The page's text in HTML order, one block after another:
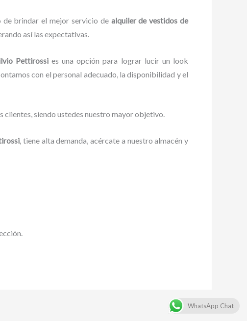
de brindar el mejor servicio de alquiler de vestidos de
así las expectativas.
Pettirossi es una opción para lograr lucir un look
con el personal adecuado, la disponibilidad y el
siendo ustedes nuestro mayor objetivo.
, tiene alta demanda, acércate a nuestro almacén y
WhatsApp Chat